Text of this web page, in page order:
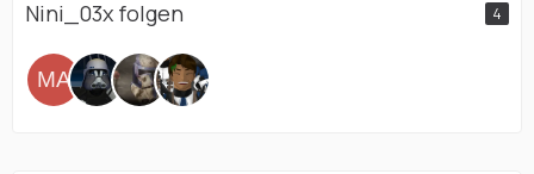
Nini_03x folgen 4